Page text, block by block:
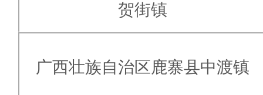
贺街镇
广西壮族自治区鹿寨县中渡镇